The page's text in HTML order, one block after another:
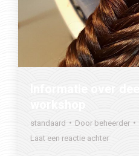
standaard Door beheerder
Laat een reactie achter